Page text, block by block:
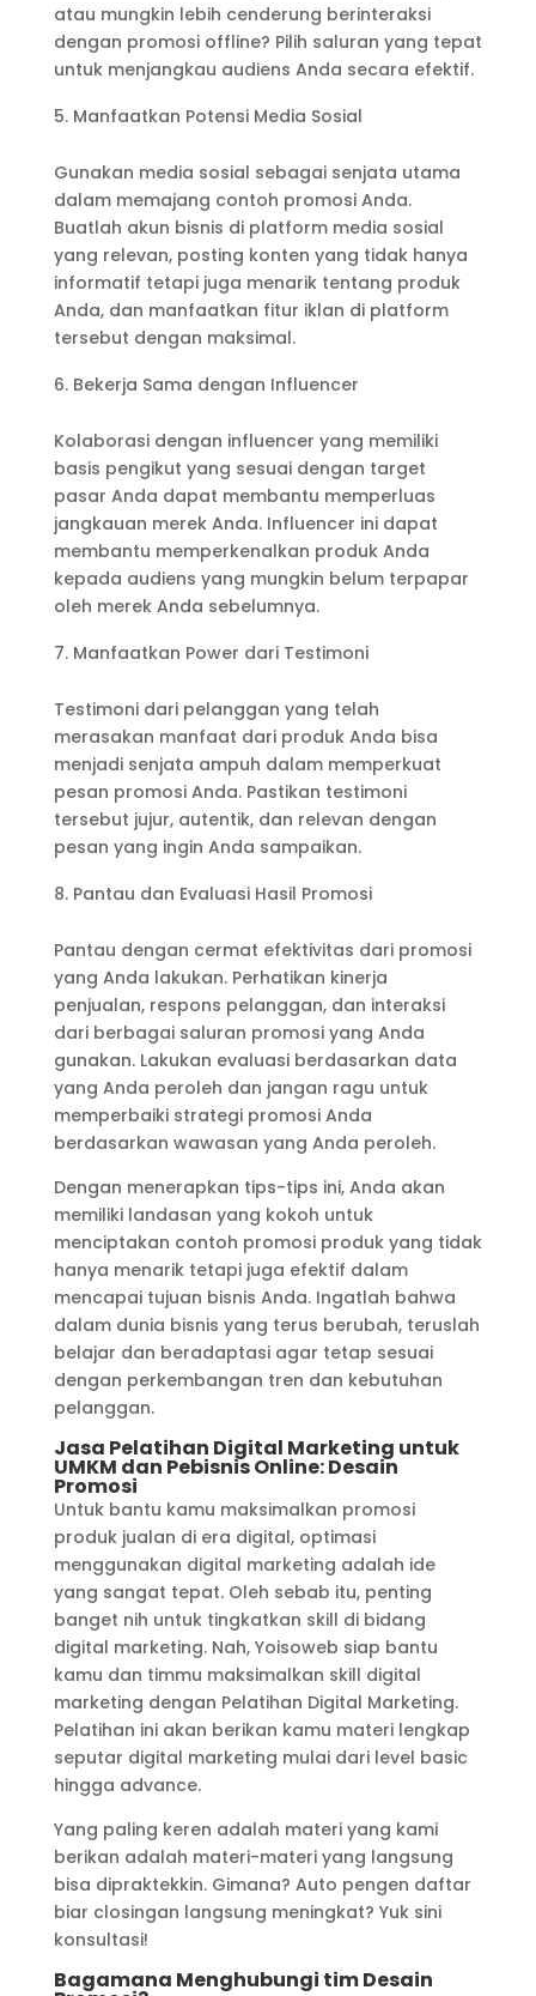
atau mungkin lebih cenderung berinteraksi
dengan promosi offline? Pilih saluran yang tepat
untuk menjangkau audiens Anda secara efektif.
Manfaatkan Potensi Media Sosial
Gunakan media sosial sebagai senjata utama
dalam memajang contoh promosi Anda.
Buatlah akun bisnis di platform media sosial
yang relevan, posting konten yang tidak hanya
informatif tetapi juga menarik tentang produk
Anda, dan manfaatkan fitur iklan di platform
tersebut dengan maksimal.
Bekerja Sama dengan Influencer
Kolaborasi dengan influencer yang memiliki
basis pengikut yang sesuai dengan target
pasar Anda dapat membantu memperluas
jangkauan merek Anda. Influencer ini dapat
membantu memperkenalkan produk Anda
kepada audiens yang mungkin belum terpapar
oleh merek Anda sebelumnya.
Manfaatkan Power dari Testimoni
Testimoni dari pelanggan yang telah
merasakan manfaat dari produk Anda bisa
menjadi senjata ampuh dalam memperkuat
pesan promosi Anda. Pastikan testimoni
tersebut jujur, autentik, dan relevan dengan
pesan yang ingin Anda sampaikan.
Pantau dan Evaluasi Hasil Promosi
Pantau dengan cermat efektivitas dari promosi
yang Anda lakukan. Perhatikan kinerja
penjualan, respons pelanggan, dan interaksi
dari berbagai saluran promosi yang Anda
gunakan. Lakukan evaluasi berdasarkan data
yang Anda peroleh dan jangan ragu untuk
memperbaiki strategi promosi Anda
berdasarkan wawasan yang Anda peroleh.
Dengan menerapkan tips-tips ini, Anda akan
memiliki landasan yang kokoh untuk
menciptakan contoh promosi produk yang tidak
hanya menarik tetapi juga efektif dalam
mencapai tujuan bisnis Anda. Ingatlah bahwa
dalam dunia bisnis yang terus berubah, teruslah
belajar dan beradaptasi agar tetap sesuai
dengan perkembangan tren dan kebutuhan
pelanggan.
Jasa Pelatihan Digital Marketing untuk
UMKM dan Pebisnis Online: Desain
Promosi
Untuk bantu kamu maksimalkan promosi
produk jualan di era digital, optimasi
menggunakan digital marketing adalah ide
yang sangat tepat. Oleh sebab itu, penting
banget nih untuk tingkatkan skill di bidang
digital marketing. Nah, Yoisoweb siap bantu
kamu dan timmu maksimalkan skill digital
marketing dengan Pelatihan Digital Marketing.
Pelatihan ini akan berikan kamu materi lengkap
seputar digital marketing mulai dari level basic
hingga advance.
Yang paling keren adalah materi yang kami
berikan adalah materi-materi yang langsung
bisa dipraktekkin. Gimana? Auto pengen daftar
biar closingan langsung meningkat? Yuk sini
konsultasi!
Bagamana Menghubungi tim Desain